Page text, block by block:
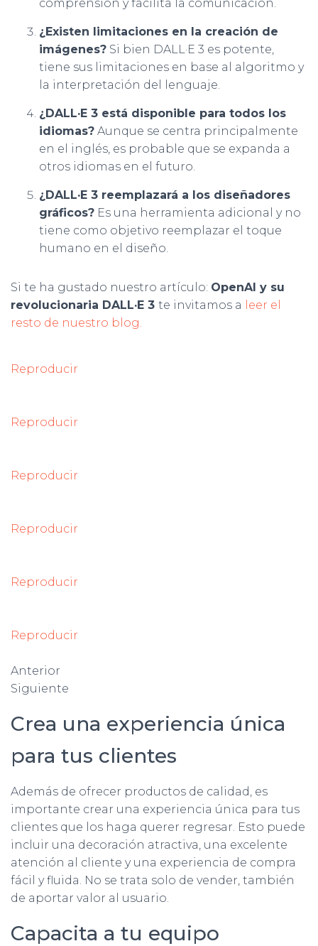
comprensión y facilita la comunicación.
¿Existen limitaciones en la creación de
imágenes? Si bien DALL·E 3 es potente,
tiene sus limitaciones en base al algoritmo y
la interpretación del lenguaje.
¿DALL·E 3 está disponible para todos los
idiomas? Aunque se centra principalmente
en el inglés, es probable que se expanda a
otros idiomas en el futuro.
¿DALL·E 3 reemplazará a los diseñadores
gráficos? Es una herramienta adicional y no
tiene como objetivo reemplazar el toque
humano en el diseño.
Si te ha gustado nuestro artículo: OpenAI y su
revolucionaria DALL·E 3 te invitamos a
leer el
resto de nuestro blog.
Reproducir
Reproducir
Reproducir
Reproducir
Reproducir
Reproducir
Anterior
Siguiente
Crea una experiencia única
para tus clientes
Además de ofrecer productos de calidad, es
importante crear una experiencia única para tus
clientes que los haga querer regresar. Esto puede
incluir una decoración atractiva, una excelente
atención al cliente y una experiencia de compra
fácil y fluida. No se trata solo de vender, también
de aportar valor al usuario.
Capacita a tu equipo